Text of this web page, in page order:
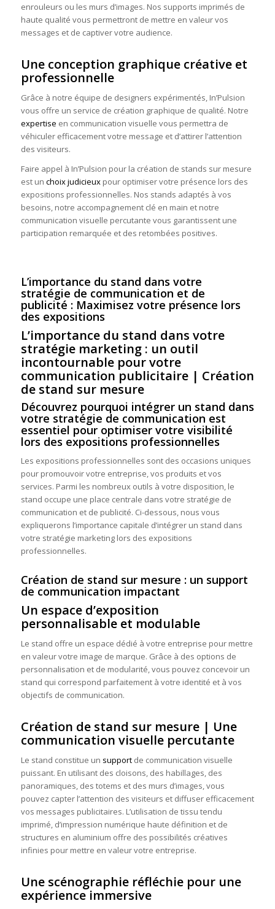
enrouleurs ou les murs d’images. Nos supports imprimés de
haute qualité vous permettront de mettre en valeur vos
messages et de captiver votre audience.
Une conception graphique créative et
professionnelle
Grâce à notre équipe de designers expérimentés, In’Pulsion
vous offre un service de création graphique de qualité. Notre
expertise en communication visuelle vous permettra de
véhiculer efficacement votre message et d’attirer l’attention
des visiteurs.
Faire appel à In’Pulsion pour la création de stands sur mesure
est un choix judicieuxpour optimiser votre présence lors des
expositions professionnelles. Nos stands adaptés à vos
besoins, notre accompagnement clé en main et notre
communication visuelle percutante vous garantissent une
participation remarquée et des retombées positives.
L’importance du stand dans votre
stratégie de communication et de
publicité : Maximisez votre présence lors
des expositions
L’importance du stand dans votre
stratégie marketing : un outil
incontournable pour votre
communication publicitaire | Création
de stand sur mesure
Découvrez pourquoi intégrer un stand dans
votre stratégie de communication est
essentiel pour optimiser votre visibilité
lors des expositions professionnelles
Les expositions professionnelles sont des occasions uniques
pour promouvoir votre entreprise, vos produits et vos
services. Parmi les nombreux outils à votre disposition, le
stand occupe une place centrale dans votre stratégie de
communication et de publicité. Ci-dessous, nous vous
expliquerons l’importance capitale d’intégrer un stand dans
votre stratégie marketing lors des expositions
professionnelles.
Création de stand sur mesure : un support
de communication impactant
Un espace d’exposition
personnalisable et modulable
Le stand offre un espace dédié à votre entreprise pour mettre
en valeur votre image de marque. Grâce à des options de
personnalisation et de modularité, vous pouvez concevoir un
stand qui correspond parfaitement à votre identité et à vos
objectifs de communication.
Création de stand sur mesure | Une
communication visuelle percutante
Le stand constitue un supportde communication visuelle
puissant. En utilisant des cloisons, des habillages, des
panoramiques, des totems et des murs d’images, vous
pouvez capter l’attention des visiteurs et diffuser efficacement
vos messages publicitaires. L’utilisation de tissu tendu
imprimé, d’impression numérique haute définition et de
structures en aluminium offre des possibilités créatives
infinies pour mettre en valeur votre entreprise.
Une scénographie réfléchie pour une
expérience immersive